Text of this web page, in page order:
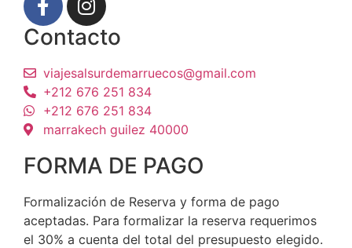
Contacto
viajesalsurdemarruecos@gmail.com
+212 676 251 834
+212 676 251 834
marrakech guilez 40000
FORMA DE PAGO
Formalización de Reserva y forma de pago
aceptadas. Para formalizar la reserva requerimos
el 30% a cuenta del total del presupuesto elegido.